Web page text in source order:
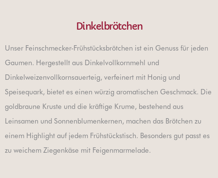
Dinkelbrötchen
Unser Feinschmecker-Frühstücksbrötchen ist ein Genuss für jeden
Gaumen. Hergestellt aus Dinkelvollkornmehl und
Dinkelweizenvollkornsauerteig, verfeinert mit Honig und
Speisequark, bietet es einen würzig aromatischen Geschmack. Die
goldbraune Kruste und die kräftige Krume, bestehend aus
Leinsamen und Sonnenblumenkernen, machen das Brötchen zu
einem Highlight auf jedem Frühstückstisch. Besonders gut passt es
zu weichem Ziegenkäse mit Feigenmarmelade.